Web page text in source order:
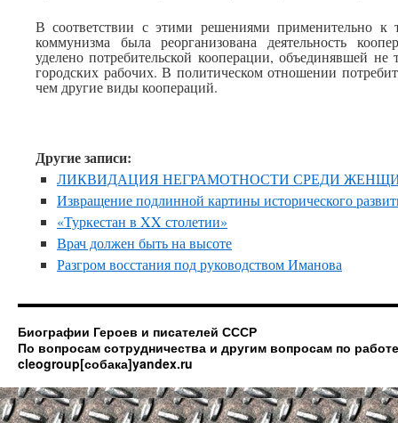
В соответствии с этими решениями применительно к
коммунизма была реорганизована деятельность
уделено потребительской кооперации, объединявшей
городских рабочих. В политическом отношении
чем другие виды коопераций.
Другие записи:
ЛИКВИДАЦИЯ НЕГРАМОТНОСТИ СРЕДИ
Извращение подлинной картины исторического
«Туркестан в XX столетии»
Врач должен быть на высоте
Разгром восстания под руководством Иманова
Биографии Героев и писателей СССР
По вопросам сотрудничества и другим вопросам по
cleogroup[собака]yandex.ru